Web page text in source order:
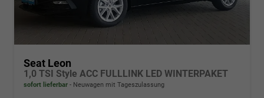
Seat Leon
1,0 TSI Style ACC FULLLINK LED WINTERPAKET
sofort lieferbar Neuwagen mit Tageszulassung